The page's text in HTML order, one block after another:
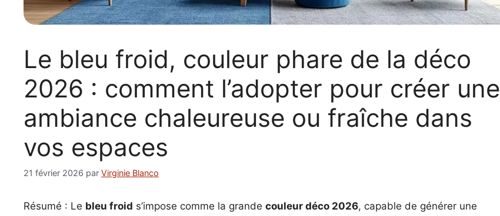
Le bleu froid, couleur phare de la déco
2026 : comment l’adopter pour créer une
ambiance chaleureuse ou fraîche dans
vos espaces
21 février 2026 par Virginie Blanco
Résumé : Le bleu froid s’impose comme la grande couleur déco 2026, capable de générer une